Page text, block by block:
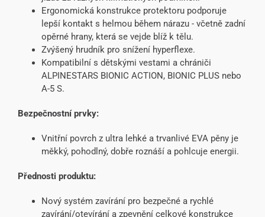
Ergonomická konstrukce protektoru podporuje
lepší kontakt s helmou během nárazu - včetně zadní
opěrné hrany, která se vejde blíž k tělu.
Zvýšený hrudník pro snížení hyperflexe.
Kompatibilní s dětskými vestami a chrániči
ALPINESTARS BIONIC ACTION, BIONIC PLUS nebo
A-5 S.
Bezpečnostní prvky:
Vnitřní povrch z ultra lehké a trvanlivé EVA pěny je
měkký, pohodlný, dobře roznáší a pohlcuje energii.
Přednosti produktu:
Nový systém zavírání pro bezpečné a rychlé
zavírání/otevírání a zpevnění celkové konstrukce